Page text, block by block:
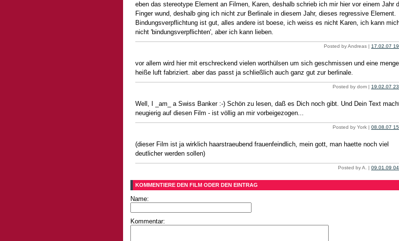
eben das stereotype Element an Filmen, Karen, deshalb schrieb ich mir hier vor einem Jahr
Finger wund, deshalb ging ich nicht zur Berlinale in diesem Jahr, dieses regressive Element.
Bindungsverpflichtung ist gut, alles andere ist boese, ich weiss es nicht Karen, ich kann
nicht 'bindungsverpflichten', aber ich kann lieben.
Posted by Andreas | 17.02.07
vor allem wird hier mit erschreckend vielen worthülsen um sich geschmissen und eine menge
heiße luft fabriziert. aber das passt ja schließlich auch ganz gut zur berlinale.
Posted by dom | 19.02.07
Well, I _am_ a Swiss Banker :-) Schön zu lesen, daß es Dich noch gibt. Und Dein Text
neugierig auf diesen Film - ist völlig an mir vorbeigezogen...
Posted by York | 08.08.07
(dieser Film ist ja wirklich haarstraeubend frauenfeindlich, mein gott, man haette noch viel
deutlicher werden sollen)
Posted by A. | 09.01.09
KOMMENTIERE DEN FILM ODER DEN EINTRAG
Name:
Kommentar: